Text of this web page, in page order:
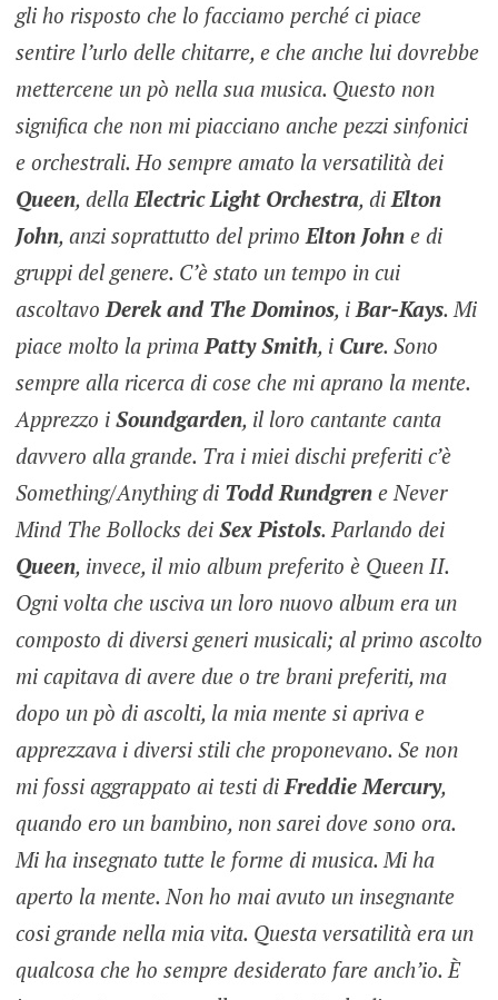
gli ho risposto che lo facciamo perché ci piace
sentire l’urlo delle chitarre, e che anche lui dovrebbe
mettercene un pò nella sua musica. Questo non
significa che non mi piacciano anche pezzi sinfonici
e orchestrali.Ho sempre amato la versatilità dei
Queen, dellaElectric Light Orchestra, diElton
John, anzi soprattutto del primoElton Johne di
gruppi del genere. C’è stato un tempo in cui
ascoltavoDerek and The Dominos, iBar-Kays. Mi
piace molto la primaPatty Smith, i Cure. Sono
sempre alla ricerca di cose che mi aprano la mente.
Apprezzo i Soundgarden, il loro cantante canta
davvero alla grande. Tra i miei dischi preferiti c’è
Something/Anythingdi Todd RundgreneNever
Mind The Bollocks dei Sex Pistols. Parlando dei
Queen, invece, il mio album preferito è Queen II.
Ogni volta che usciva un loro nuovo album era un
composto di diversi generi musicali; al primo ascolto
mi capitava di avere due o tre brani preferiti, ma
dopo un pò di ascolti, la mia mente si apriva e
apprezzava i diversi stili che proponevano. Se non
mi fossi aggrappato ai testi diFreddie Mercury,
quando ero un bambino, non sarei dove sono ora.
Mi ha insegnato tutte le forme di musica. Mi ha
aperto la mente. Non ho mai avuto un insegnante
cosi grande nella mia vita. Questa versatilità era un
qualcosa che ho sempre desiderato fare anch’io. È